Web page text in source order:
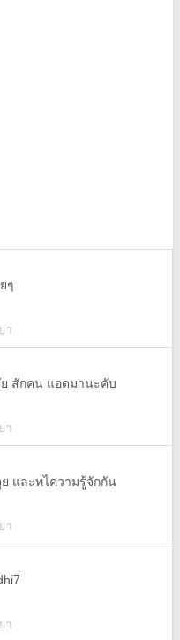
ๆ
า
สักคน แอดมานะคับ
า
และทไความรู้จักกัน
า
า